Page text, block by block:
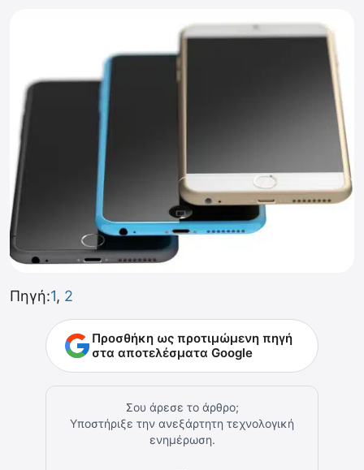
Πηγή:1, 2
Προσθήκη ως προτιμώμενη πηγή
στα αποτελέσματα Google
Σου άρεσε το άρθρο;
Υποστήριξε την ανεξάρτητη τεχνολογική
ενημέρωση.